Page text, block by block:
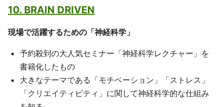
10. BRAIN DRIVEN
現場で活躍するための「神経科学」
予約殺到の大人気セミナー「神経科学レクチャー」を
書籍化したもの
大きなテーマである「モチベーション」「ストレス」
「クリエイティビティ」に関して神経科学的な仕組み